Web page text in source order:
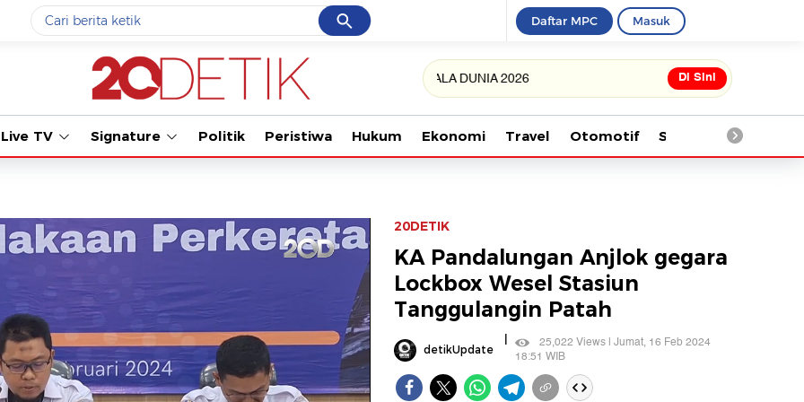
Cancel
Yang sedang ramai dicari
#3streaming motogp
#5data live draw sgp
Terakhir yang dicari
Loading...
Daftar MPC Masuk
Tonton kabar terbaru PIALA DUNIA 2026 Di Sini
Live TV Signature Politik Peristiwa Hukum Ekonomi Travel Otomotif Saintek
20DETIK
KA Pandalungan Anjlok gegara
Lockbox Wesel Stasiun
Tanggulangin Patah
detikUpdate |
25,022 Views | Jumat, 16 Feb 2024
18:51 WIB